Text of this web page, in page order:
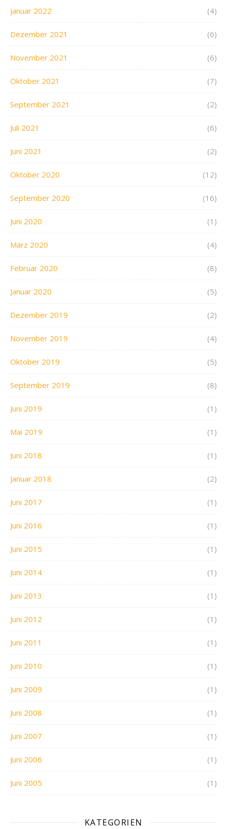
Januar 2022 (4)
Dezember 2021 (6)
November 2021 (6)
Oktober 2021 (7)
September 2021 (2)
Juli 2021 (6)
Juni 2021 (2)
Oktober 2020 (12)
September 2020 (16)
Juni 2020 (1)
März 2020 (4)
Februar 2020 (8)
Januar 2020 (5)
Dezember 2019 (2)
November 2019 (4)
Oktober 2019 (5)
September 2019 (8)
Juni 2019 (1)
Mai 2019 (1)
Juni 2018 (1)
Januar 2018 (2)
Juni 2017 (1)
Juni 2016 (1)
Juni 2015 (1)
Juni 2014 (1)
Juni 2013 (1)
Juni 2012 (1)
Juni 2011 (1)
Juni 2010 (1)
Juni 2009 (1)
Juni 2008 (1)
Juni 2007 (1)
Juni 2006 (1)
Juni 2005 (1)
KATEGORIEN